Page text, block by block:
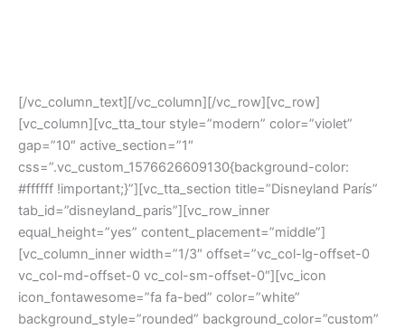
[/vc_column_text][/vc_column][/vc_row][vc_row]
[vc_column][vc_tta_tour style=”modern” color=”violet”
gap=”10″ active_section=”1″
css=”.vc_custom_1576626609130{background-color:
#ffffff !important;}”][vc_tta_section title=”Disneyland París”
tab_id=”disneyland_paris”][vc_row_inner
equal_height=”yes” content_placement=”middle”]
[vc_column_inner width=”1/3″ offset=”vc_col-lg-offset-0
vc_col-md-offset-0 vc_col-sm-offset-0″][vc_icon
icon_fontawesome=”fa fa-bed” color=”white”
background_style=”rounded” background_color=”custom”